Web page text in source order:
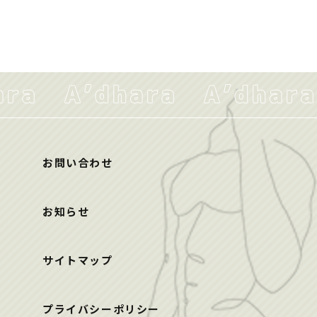
お問い合わせ
お知らせ
サイトマップ
プライバシーポリシー